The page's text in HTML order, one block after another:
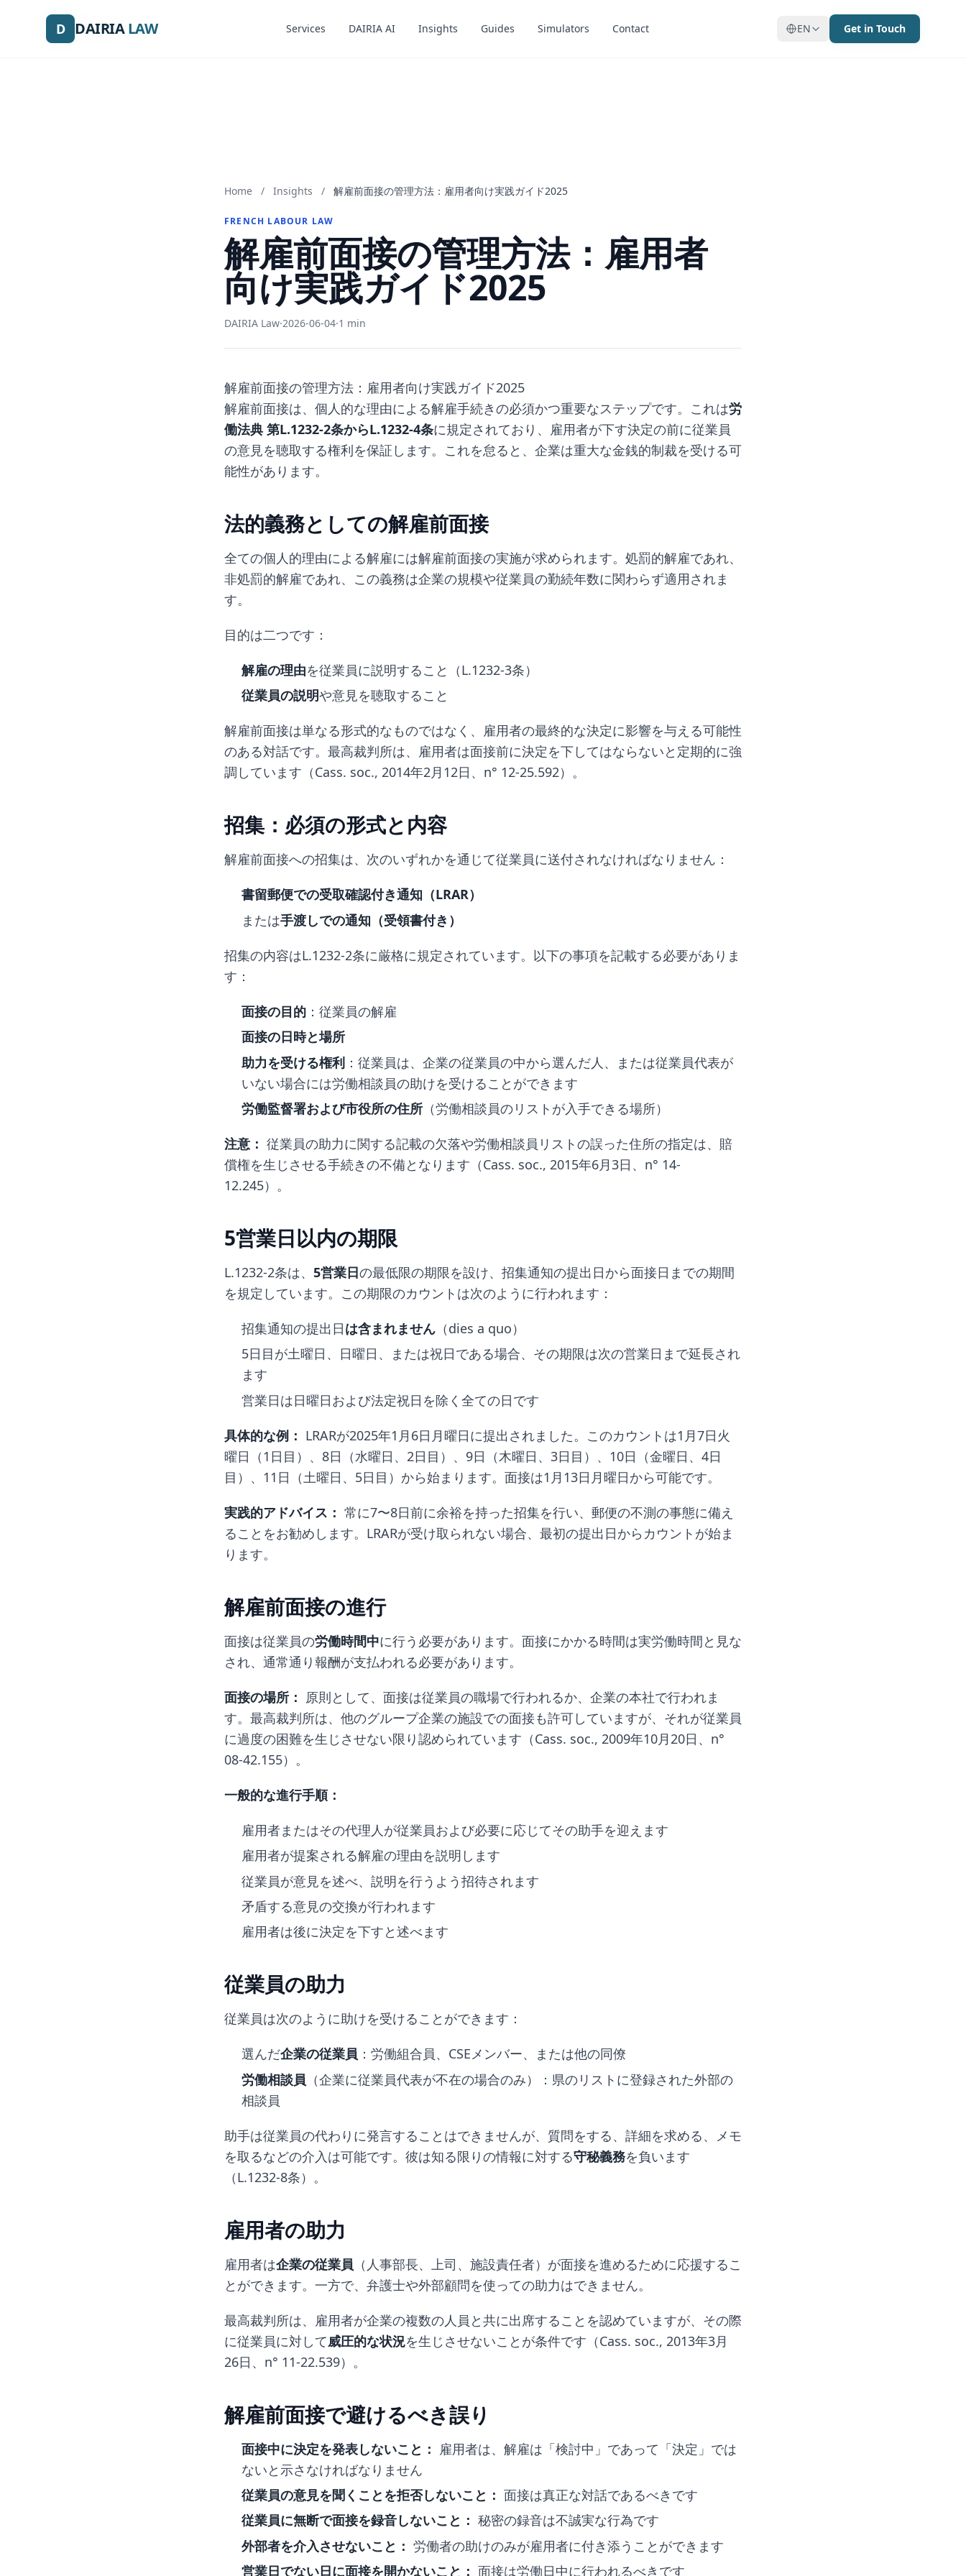
D DAIRIALAW Services DAIRIA AI Insights Guides Simulators Contact EN Get in Touch
D DAIRIALAW Services DAIRIA AI Insights Guides Simulators Contact EN Get in Touch
Home / Insights / 解雇前面接の管理方法：雇用者向け実践ガイド2025
FRENCH LABOUR LAW
解雇前面接の管理方法：雇用者
向け実践ガイド2025
DAIRIA Law·2026-06-04·1 min
解雇前面接の管理方法：雇用者向け実践ガイド2025
解雇前面接は、個人的な理由による解雇手続きの必須かつ重要なステップです。これは労
働法典 第L.1232-2条からL.1232-4条に規定されており、雇用者が下す決定の前に従業員
の意見を聴取する権利を保証します。これを怠ると、企業は重大な金銭的制裁を受ける可
能性があります。
法的義務としての解雇前面接
全ての個人的理由による解雇には解雇前面接の実施が求められます。処罰的解雇であれ、
非処罰的解雇であれ、この義務は企業の規模や従業員の勤続年数に関わらず適用されま
す。
目的は二つです：
解雇の理由を従業員に説明すること（L.1232-3条）
従業員の説明や意見を聴取すること
解雇前面接は単なる形式的なものではなく、雇用者の最終的な決定に影響を与える可能性
のある対話です。最高裁判所は、雇用者は面接前に決定を下してはならないと定期的に強
調しています（Cass. soc., 2014年2月12日、n° 12-25.592）。
招集：必須の形式と内容
解雇前面接への招集は、次のいずれかを通じて従業員に送付されなければなりません：
書留郵便での受取確認付き通知（LRAR）
または手渡しでの通知（受領書付き）
招集の内容はL.1232-2条に厳格に規定されています。以下の事項を記載する必要がありま
す：
面接の目的 ：従業員の解雇
面接の日時と場所
助力を受ける権利 ：従業員は、企業の従業員の中から選んだ人、または従業員代表が
いない場合には労働相談員の助けを受けることができます
労働監督署および市役所の住所 （労働相談員のリストが入手できる場所）
注意： 従業員の助力に関する記載の欠落や労働相談員リストの誤った住所の指定は、賠
償権を生じさせる手続きの不備となります（Cass. soc., 2015年6月3日、n° 14-
12.245）。
5営業日以内の期限
L.1232-2条は、 5営業日の最低限の期限を設け、招集通知の提出日から面接日までの期間
を規定しています。この期限のカウントは次のように行われます：
招集通知の提出日は含まれません （dies a quo）
5日目が土曜日、日曜日、または祝日である場合、その期限は次の営業日まで延長され
ます
営業日は日曜日および法定祝日を除く全ての日です
具体的な例： LRARが2025年1月6日月曜日に提出されました。このカウントは1月7日火
曜日（1日目）、8日（水曜日、2日目）、9日（木曜日、3日目）、10日（金曜日、4日
目）、11日（土曜日、5日目）から始まります。面接は1月13日月曜日から可能です。
実践的アドバイス： 常に7〜8日前に余裕を持った招集を行い、郵便の不測の事態に備え
ることをお勧めします。LRARが受け取られない場合、最初の提出日からカウントが始ま
ります。
解雇前面接の進行
面接は従業員の労働時間中に行う必要があります。面接にかかる時間は実労働時間と見な
され、通常通り報酬が支払われる必要があります。
面接の場所： 原則として、面接は従業員の職場で行われるか、企業の本社で行われま
す。最高裁判所は、他のグループ企業の施設での面接も許可していますが、それが従業員
に過度の困難を生じさせない限り認められています（Cass. soc., 2009年10月20日、n°
08-42.155）。
一般的な進行手順：
雇用者またはその代理人が従業員および必要に応じてその助手を迎えます
雇用者が提案される解雇の理由を説明します
従業員が意見を述べ、説明を行うよう招待されます
矛盾する意見の交換が行われます
雇用者は後に決定を下すと述べます
従業員の助力
従業員は次のように助けを受けることができます：
選んだ企業の従業員 ：労働組合員、CSEメンバー、または他の同僚
労働相談員 （企業に従業員代表が不在の場合のみ）：県のリストに登録された外部の
相談員
助手は従業員の代わりに発言することはできませんが、質問をする、詳細を求める、メモ
を取るなどの介入は可能です。彼は知る限りの情報に対する守秘義務を負います
（L.1232-8条）。
雇用者の助力
雇用者は企業の従業員 （人事部長、上司、施設責任者）が面接を進めるために応援するこ
とができます。一方で、弁護士や外部顧問を使っての助力はできません。
最高裁判所は、雇用者が企業の複数の人員と共に出席することを認めていますが、その際
に従業員に対して威圧的な状況を生じさせないことが条件です（Cass. soc., 2013年3月
26日、n° 11-22.539）。
解雇前面接で避けるべき誤り
面接中に決定を発表しないこと：
雇用者は、解雇は「検討中」であって「決定」では
ないと示さなければなりません
従業員の意見を聞くことを拒否しないこと： 面接は真正な対話であるべきです
従業員に無断で面接を録音しないこと： 秘密の録音は不誠実な行為です
外部者を介入させないこと： 労働者の助けのみが雇用者に付き添うことができます
営業日でない日に面接を開かないこと： 面接は労働日中に行われるべきです